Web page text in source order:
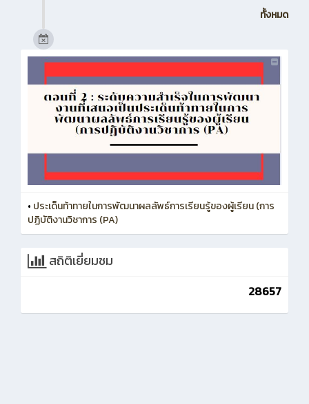
ทั้งหมด
• ประเด็นท้าทายในการพัฒนาผลลัพธ์การเรียนรู้ของผู้เรียน (การ
ปฏิบัติงานวิชาการ (PA)
สถิติเยี่ยมชม
28657